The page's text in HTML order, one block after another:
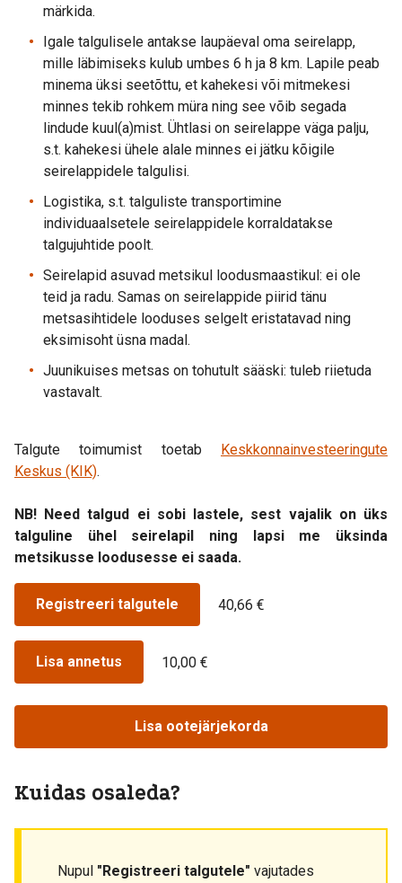
märkida.
Igale talgulisele antakse laupäeval oma seirelapp,
mille läbimiseks kulub umbes 6 h ja 8 km. Lapile peab
minema üksi seetõttu, et kahekesi või mitmekesi
minnes tekib rohkem müra ning see võib segada
lindude kuul(a)mist. Ühtlasi on seirelappe väga palju,
s.t. kahekesi ühele alale minnes ei jätku kõigile
seirelappidele talgulisi.
Logistika, s.t. talguliste transportimine
individuaalsetele seirelappidele korraldatakse
talgujuhtide poolt.
Seirelapid asuvad metsikul loodusmaastikul: ei ole
teid ja radu. Samas on seirelappide piirid tänu
metsasihtidele looduses selgelt eristatavad ning
eksimisoht üsna madal.
Juunikuises metsas on tohutult sääski: tuleb riietuda
vastavalt.
Talgute toimumist toetab Keskkonnainvesteeringute
Keskus (KIK).
NB! Need talgud ei sobi lastele, sest vajalik on üks
talguline ühel seirelapil ning lapsi me üksinda
metsikusse loodusesse ei saada.
Registreeri talgutele 40,66 €
Lisa annetus 10,00 €
Lisa ootejärjekorda
Kuidas osaleda?
Nupul "Registreeri talgutele" vajutades